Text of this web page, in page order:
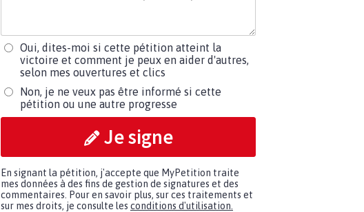
Oui, dites-moi si cette pétition atteint la
victoire et comment je peux en aider d'autres,
selon mes ouvertures et clics
Non, je ne veux pas être informé si cette
pétition ou une autre progresse
Je signe
En signant la pétition, j'accepte que MyPetition traite
mes données à des fins de gestion de signatures et des
commentaires. Pour en savoir plus, sur ces traitements et
sur mes droits, je consulte les conditions d'utilisation.